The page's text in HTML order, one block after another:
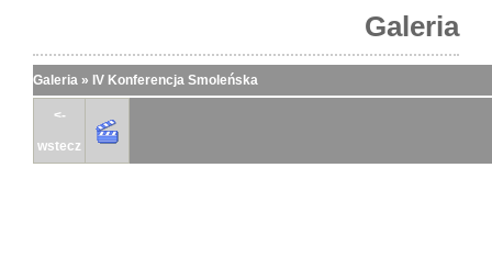
Galeria
Galeria » IV Konferencja Smoleńska
<-
wstecz